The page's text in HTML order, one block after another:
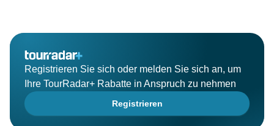
Registrieren Sie sich oder melden Sie sich an, um
Ihre TourRadar+ Rabatte in Anspruch zu nehmen
Registrieren